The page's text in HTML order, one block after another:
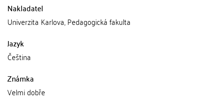
Nakladatel
Univerzita Karlova, Pedagogická fakulta
Jazyk
Čeština
Známka
Velmi dobře